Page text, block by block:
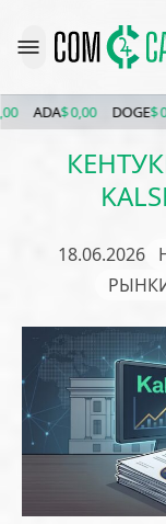
ADA $ 0,00 DOGE$ 0,00
18.06.2026